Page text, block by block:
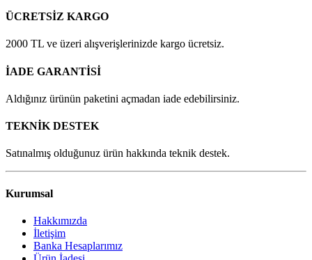
ÜCRETSİZ KARGO
2000 TL ve üzeri alışverişlerinizde kargo ücretsiz.
İADE GARANTİSİ
Aldığınız ürünün paketini açmadan iade edebilirsiniz.
TEKNİK DESTEK
Satınalmış olduğunuz ürün hakkında teknik destek.
Kurumsal
Hakkımızda
İletişim
Banka Hesaplarımız